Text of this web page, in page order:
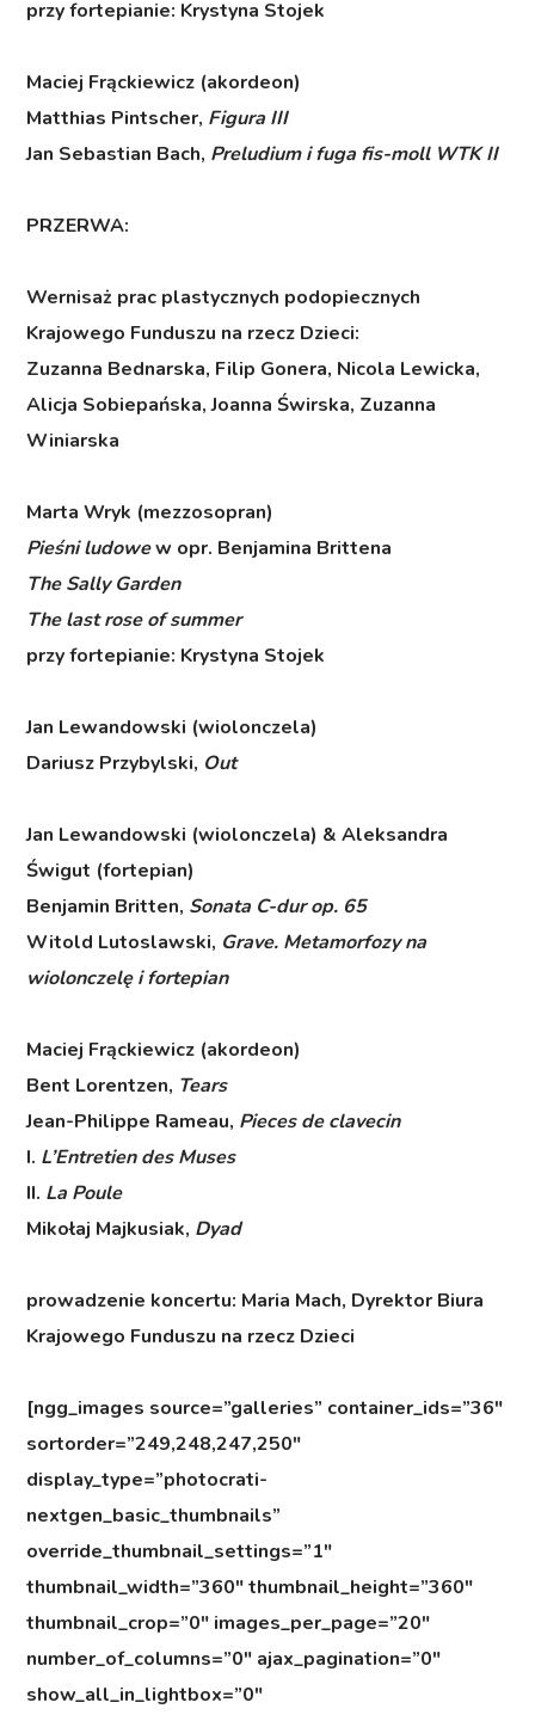
przy fortepianie: Krystyna Stojek
Maciej Frąckiewicz (akordeon)
Matthias Pintscher, Figura III
Jan Sebastian Bach, Preludium i fuga fis-moll WTK II
PRZERWA:
Wernisaż prac plastycznych podopiecznych
Krajowego Funduszu na rzecz Dzieci:
Zuzanna Bednarska, Filip Gonera, Nicola Lewicka,
Alicja Sobiepańska, Joanna Świrska, Zuzanna
Winiarska
Marta Wryk (mezzosopran)
Pieśni ludowew opr. Benjamina Brittena
The Sally Garden
The last rose of summer
przy fortepianie: Krystyna Stojek
Jan Lewandowski (wiolonczela)
Dariusz Przybylski, Out
Jan Lewandowski (wiolonczela) & Aleksandra
Świgut (fortepian)
Benjamin Britten, Sonata C-dur op. 65
Witold Lutoslawski, Grave. Metamorfozy na
wiolonczelę i fortepian
Maciej Frąckiewicz (akordeon)
Bent Lorentzen, Tears
Jean-Philippe Rameau, Pieces de clavecin
I. L’Entretien des Muses
II. La Poule
Mikołaj Majkusiak, Dyad
prowadzenie koncertu: Maria Mach, Dyrektor Biura
Krajowego Funduszu na rzecz Dzieci
[ngg_images source=”galleries” container_ids=”36″
sortorder=”249,248,247,250″
display_type=”photocrati-
nextgen_basic_thumbnails”
override_thumbnail_settings=”1″
thumbnail_width=”360″ thumbnail_height=”360″
thumbnail_crop=”0″ images_per_page=”20″
number_of_columns=”0″ ajax_pagination=”0″
show_all_in_lightbox=”0″